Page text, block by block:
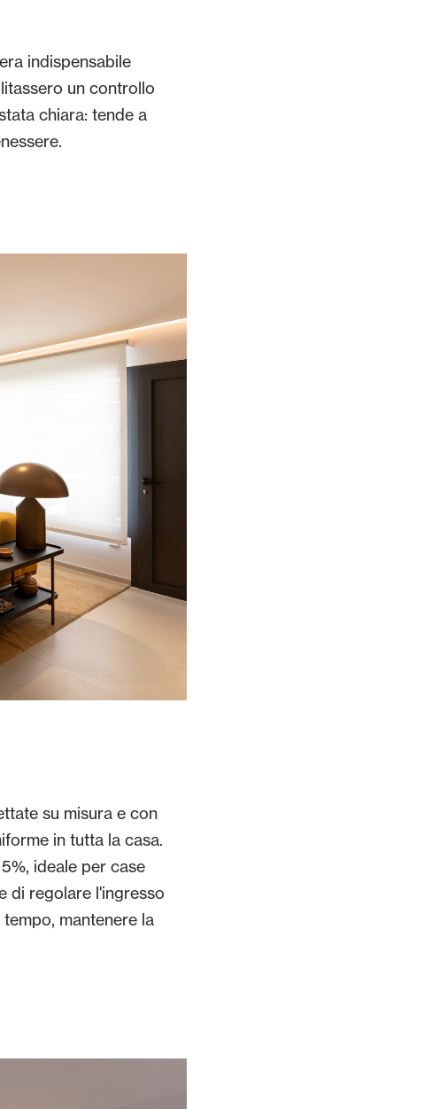
indispensabile
un controllo
chiara: tende a
su misura e con
in tutta la casa.
ideale per case
di regolare l'ingresso
mantenere la